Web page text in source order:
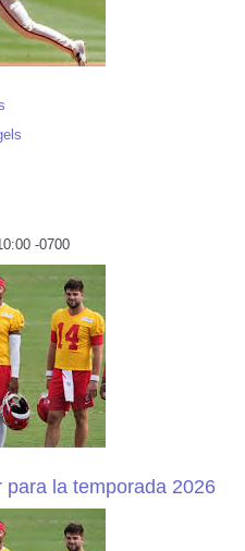
-0700
la temporada 2026